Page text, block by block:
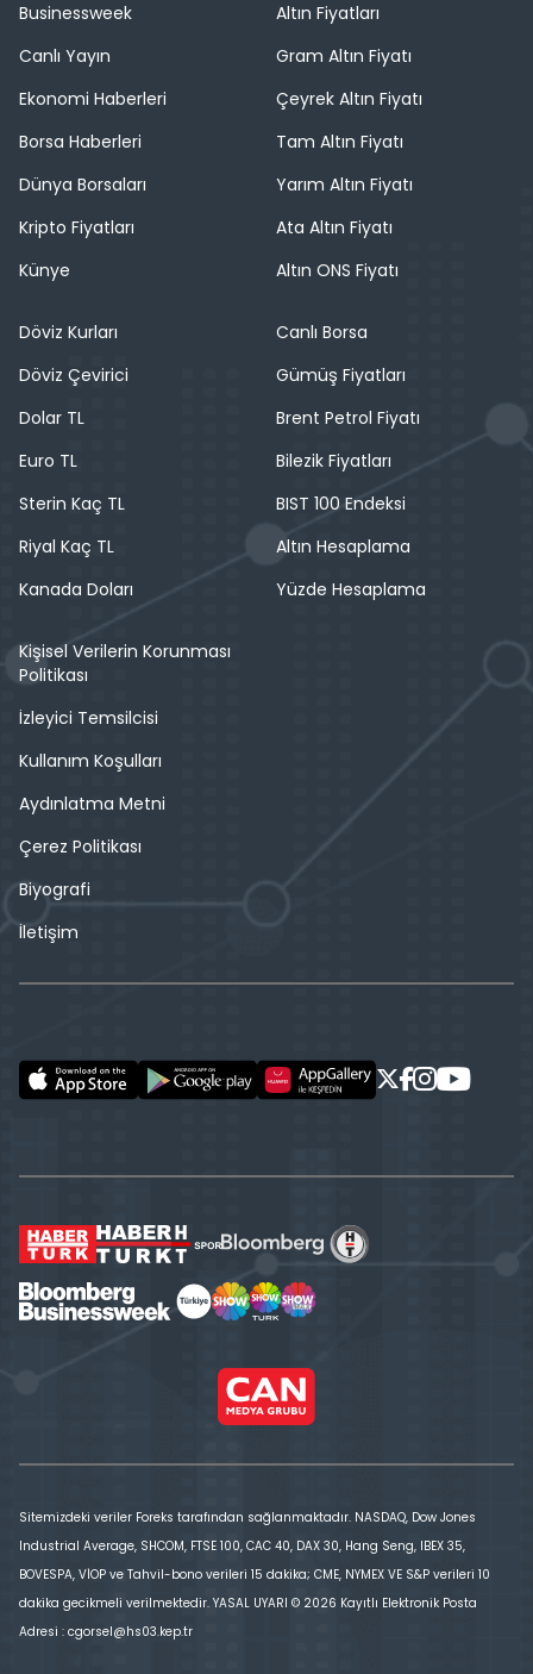
Businessweek
Canlı Yayın
Ekonomi Haberleri
Borsa Haberleri
Dünya Borsaları
Kripto Fiyatları
Künye
Altın Fiyatları
Gram Altın Fiyatı
Çeyrek Altın Fiyatı
Tam Altın Fiyatı
Yarım Altın Fiyatı
Ata Altın Fiyatı
Altın ONS Fiyatı
Döviz Kurları
Döviz Çevirici
Dolar TL
Euro TL
Sterin Kaç TL
Riyal Kaç TL
Kanada Doları
Canlı Borsa
Gümüş Fiyatları
Brent Petrol Fiyatı
Bilezik Fiyatları
BIST 100 Endeksi
Altın Hesaplama
Yüzde Hesaplama
Kişisel Verilerin Korunması
Politikası
İzleyici Temsilcisi
Kullanım Koşulları
Aydınlatma Metni
Çerez Politikası
Biyografi
İletişim
Sitemizdeki veriler Foreks tarafından sağlanmaktadır. NASDAQ, Dow Jones
Industrial Average, SHCOM, FTSE 100, CAC 40, DAX 30, Hang Seng, IBEX 35,
BOVESPA, VİOP ve Tahvil-bono verileri 15 dakika; CME, NYMEX VE S&P verileri 10
dakika gecikmeli verilmektedir. YASAL UYARI © 2026 Kayıtlı Elektronik Posta
Adresi : cgorsel@hs03.kep.tr